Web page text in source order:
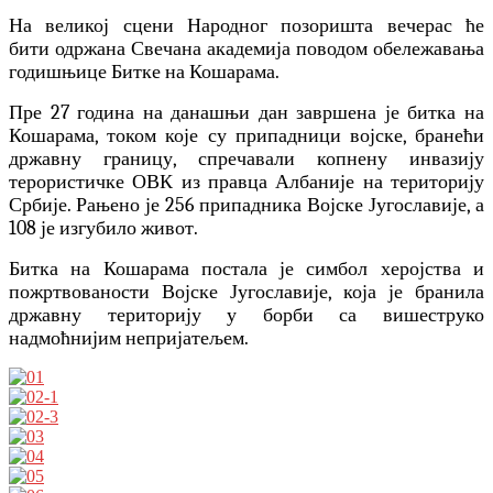
На великој сцени Народног позоришта вечерас ће
бити одржана Свечана академија поводом обележавања
годишњице Битке на Кошарама.
Пре 27 година на данашњи дан завршена је битка на
Кошарама, током које су припадници војске, бранећи
државну границу, спречавали копнену инвазију
терористичке ОВК из правца Албаније на територију
Србије. Рањено је 256 припадника Војске Југославије, а
108 је изгубило живот.
Битка на Кошарама постала је симбол херојства и
пожртвованости Војске Југославије, која је бранила
државну територију у борби са вишеструко
надмоћнијим непријатељем.